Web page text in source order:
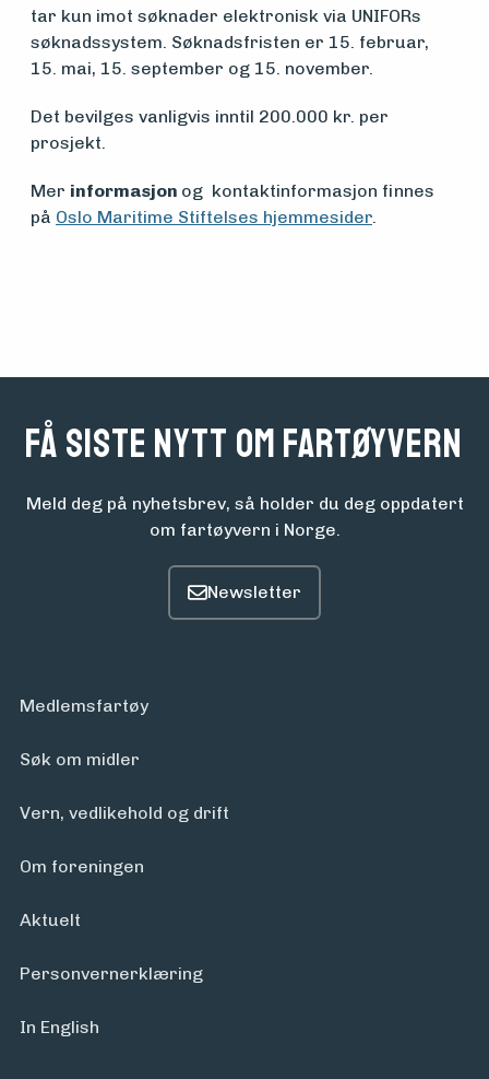
tar kun imot søknader elektronisk via UNIFORs
søknadssystem. Søknadsfristen er 15. februar,
15. mai, 15. september og 15. november.
Det bevilges vanligvis inntil 200.000 kr. per
prosjekt.
Mer informasjon og kontaktinformasjon finnes
på Oslo Maritime Stiftelses hjemmesider.
Få siste nytt om fartøyvern
Meld deg på nyhetsbrev, så holder du deg oppdatert
om fartøyvern i Norge.
Medlemsfartøy
Søk om midler
Vern, vedlikehold og drift
Om foreningen
Aktuelt
Personvern­erklæring
In English